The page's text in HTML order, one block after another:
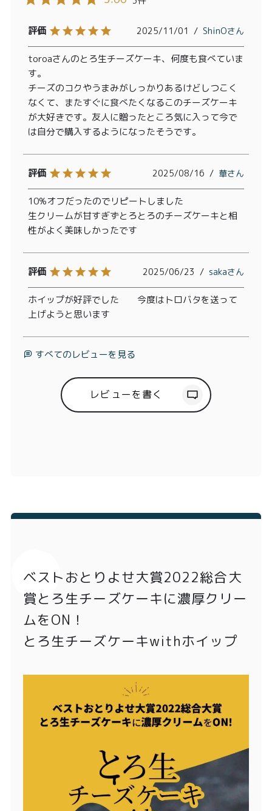
ShinO
2025/11/01
toroaさんのとろ生チーズケーキ、何度も食べていま
す。
チーズのコクやうまみがしっかりあるけどしつこく
なくて、またすぐに食べたくなるこのチーズケーキ
が大好きです。友人に贈ったところ気に入って今で
は自分で購入するようになったそうです。
華
2025/08/16
10%オフだったのでリピートしました
生クリームが甘すぎずとろとろのチーズケーキと相
saka
2025/06/23
ホイップが好評でした　　今度はトロバタを送って
すべてのレビューを見る
レビューを書く
ベストおとりよせ大賞2022総合大
賞とろ生チーズケーキに濃厚クリー
ムをON！
とろ生チーズケーキwithホイップ